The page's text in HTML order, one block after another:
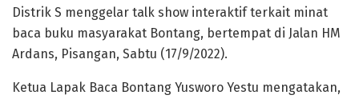
Distrik S menggelar talk show interaktif terkait minat
baca buku masyarakat Bontang, bertempat di Jalan HM
Ardans, Pisangan, Sabtu (17/9/2022).
Ketua Lapak Baca Bontang Yusworo Yestu mengatakan,